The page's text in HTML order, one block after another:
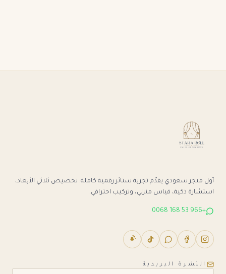
أول متجر سعودي يقدّم تجربة ستائر رقمية كاملة: تخصيص ثلاثي الأبعاد،
استشارة ذكية، قياس منزلي، وتركيب احترافي.
+966 53 168 0068
النشرة البريدية